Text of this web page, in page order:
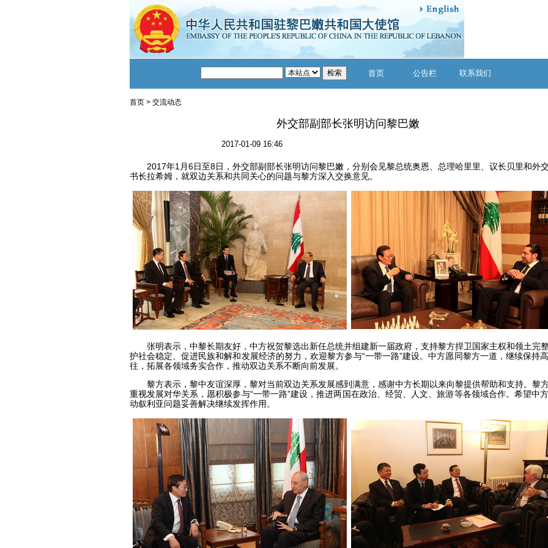
首页 公告栏 联系我们
首页> 交流动态
外交部副部长张明访问黎巴嫩
2017-01-09 16:46
2017年1月6日至8日，外交部副部长张明访问黎巴嫩，分别会见黎总统奥恩、总理哈里里、议长贝里和外
书长拉希姆，就双边关系和共同关心的问题与黎方深入交换意见。
张明表示，中黎长期友好，中方祝贺黎选出新任总统并组建新一届政府，支持黎方捍卫国家主权和领土完
护社会稳定、促进民族和解和发展经济的努力，欢迎黎方参与“一带一路”建设。中方愿同黎方一道，继续保持
往，拓展各领域务实合作，推动双边关系不断向前发展。
黎方表示，黎中友谊深厚，黎对当前双边关系发展感到满意，感谢中方长期以来向黎提供帮助和支持。黎
重视发展对华关系，愿积极参与“一带一路”建设，推进两国在政治、经贸、人文、旅游等各领域合作。希望中
动叙利亚问题妥善解决继续发挥作用。